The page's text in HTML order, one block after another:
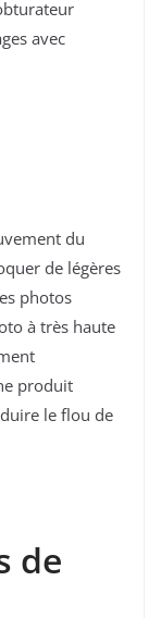
avec
du
de légères
photos
à très haute
produit
le flou de
de